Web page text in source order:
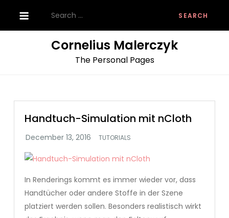
content
for:
Cornelius Malerczyk
The Personal Pages
Handtuch-Simulation mit nCloth
TUTORIALS
In Renderings kommt es immer wieder vor, dass
Handtücher oder andere Stoffe in der Szene
platziert werden sollen. Besonders realistisch wirkt